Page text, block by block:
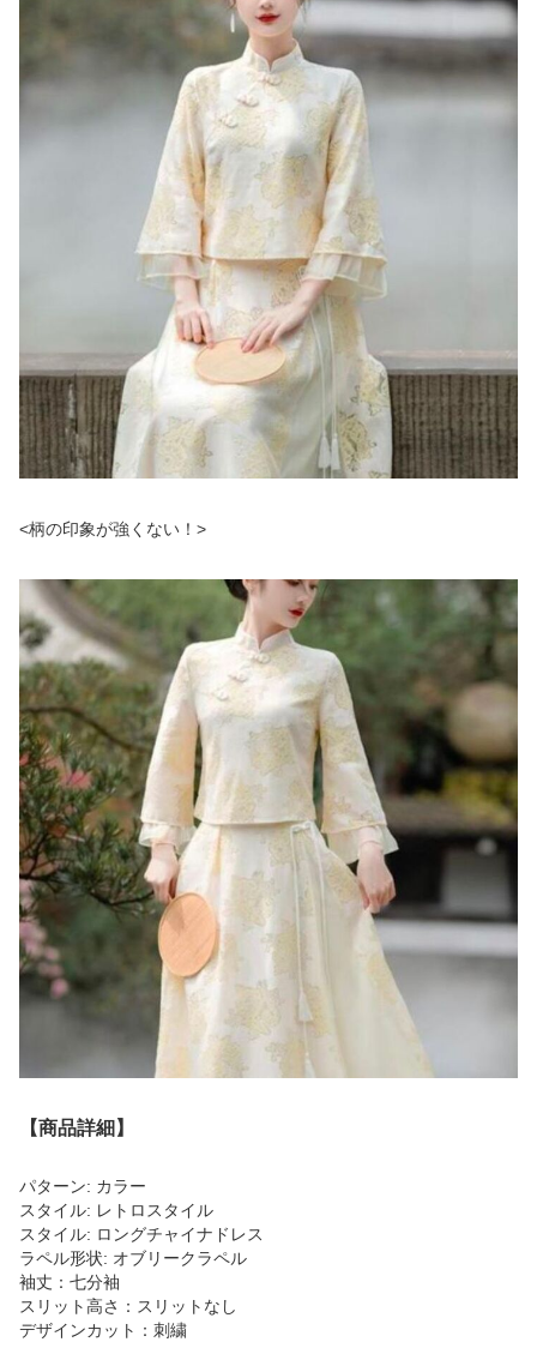
<柄の印象が強くない！>
【商品詳細】
パターン: カラー
スタイル: レトロスタイル
スタイル: ロングチャイナドレス
ラペル形状: オブリークラペル
袖丈：七分袖
スリット高さ：スリットなし
デザインカット：刺繍